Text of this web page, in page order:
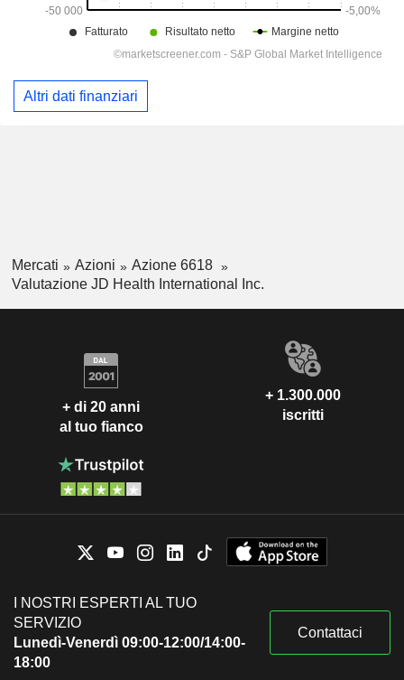
Altri dati finanziari
Mercati Azioni
Azione 6618
Valutazione JD Health International Inc.
+ di 20 anni
al tuo fianco
+ 1.300.000
iscritti
I NOSTRI ESPERTI AL TUO
SERVIZIO
Lunedì-Venerdì 09:00-12:00/14:00-
18:00
Contattaci